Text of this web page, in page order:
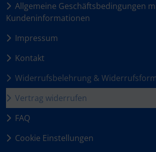
Allgemeine Geschäftsbedingungen
Kundeninformationen
Impressum
Kontakt
Widerrufsbelehrung &
Vertrag widerrufen
FAQ
Cookie Einstellungen